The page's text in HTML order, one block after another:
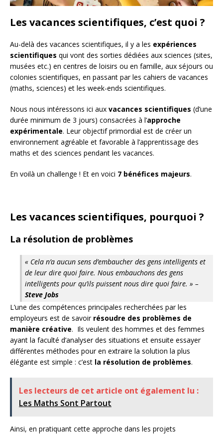
Les vacances scientifiques, c’est quoi ?
Au-delà des vacances scientifiques, il y a les expériences
scientifiques qui vont des sorties dédiées aux sciences (sites,
musées etc.) en centres de loisirs ou en famille, aux séjours ou
colonies scientifiques, en passant par les cahiers de vacances
(maths, sciences) et les week-ends scientifiques.
Nous nous intéressons ici aux vacances scientifiques (d’une
durée minimum de 3 jours) consacrées à l’approche
expérimentale. Leur objectif primordial est de créer un
environnement agréable et favorable à l’apprentissage des
maths et des sciences pendant les vacances.
En voilà un challenge ! Et en voici 7 bénéfices majeurs.
Les vacances scientifiques, pourquoi ?
La résolution de problèmes
« Cela n’a aucun sens d’embaucher des gens intelligents et
de leur dire quoi faire. Nous embauchons des gens
intelligents pour qu’ils puissent nous dire quoi faire. » –
Steve Jobs
L’une des compétences principales recherchées par les
employeurs est de savoir résoudre des problèmes de
manière créative. Ils veulent des hommes et des femmes
ayant la faculté d’analyser des situations et ensuite essayer
différentes méthodes pour en extraire la solution la plus
élégante est simple : c’est la résolution de problèmes.
Les lecteurs de cet article ont également lu :
Les Maths Sont Partout
Ainsi, en pratiquant cette approche dans les projets